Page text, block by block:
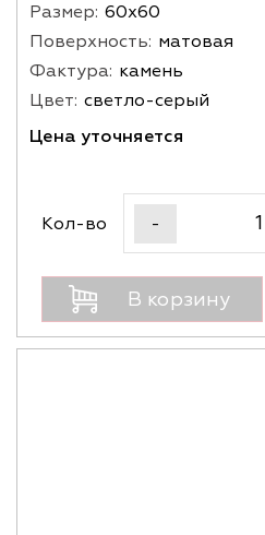
Размер: 60х60
Поверхность: матовая
Фактура: камень
Цвет: светло-серый
Цена уточняется
Кол-во -
В корзину